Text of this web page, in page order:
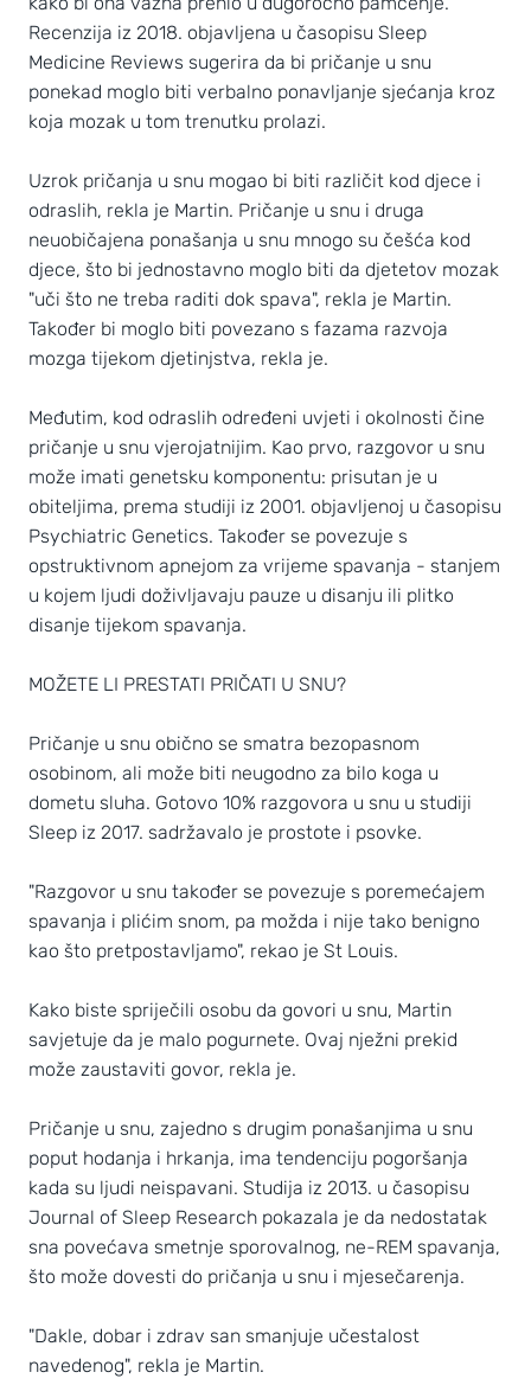
Recenzija iz 2018. objavljena u časopisu Sleep
Medicine Reviews sugerira da bi pričanje u snu
ponekad moglo biti verbalno ponavljanje sjećanja kroz
koja mozak u tom trenutku prolazi.
Uzrok pričanja u snu mogao bi biti različit kod djece i
odraslih, rekla je Martin. Pričanje u snu i druga
neuobičajena ponašanja u snu mnogo su češća kod
djece, što bi jednostavno moglo biti da djetetov mozak
"uči što ne treba raditi dok spava", rekla je Martin.
Također bi moglo biti povezano s fazama razvoja
mozga tijekom djetinjstva, rekla je.
Međutim, kod odraslih određeni uvjeti i okolnosti čine
pričanje u snu vjerojatnijim. Kao prvo, razgovor u snu
može imati genetsku komponentu: prisutan je u
obiteljima, prema studiji iz 2001. objavljenoj u časopisu
Psychiatric Genetics. Također se povezuje s
opstruktivnom apnejom za vrijeme spavanja - stanjem
u kojem ljudi doživljavaju pauze u disanju ili plitko
disanje tijekom spavanja.
MOŽETE LI PRESTATI PRIČATI U SNU?
Pričanje u snu obično se smatra bezopasnom
osobinom, ali može biti neugodno za bilo koga u
dometu sluha. Gotovo 10% razgovora u snu u studiji
Sleep iz 2017. sadržavalo je prostote i psovke.
"Razgovor u snu također se povezuje s poremećajem
spavanja i plićim snom, pa možda i nije tako benigno
kao što pretpostavljamo", rekao je St Louis.
Kako biste spriječili osobu da govori u snu, Martin
savjetuje da je malo pogurnete. Ovaj nježni prekid
može zaustaviti govor, rekla je.
Pričanje u snu, zajedno s drugim ponašanjima u snu
poput hodanja i hrkanja, ima tendenciju pogoršanja
kada su ljudi neispavani. Studija iz 2013. u časopisu
Journal of Sleep Research pokazala je da nedostatak
sna povećava smetnje sporovalnog, ne-REM spavanja,
što može dovesti do pričanja u snu i mjesečarenja.
"Dakle, dobar i zdrav san smanjuje učestalost
navedenog", rekla je Martin.